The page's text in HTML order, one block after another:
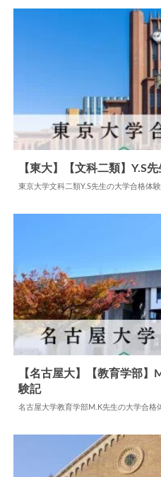
【東大】【文科二類】Y.S
東京大学文科二類Y.S先生の大学合格体
大学合格体験記
【名古屋大】【教育学部
験記
名古屋大学教育学部M.K先生の大学合格